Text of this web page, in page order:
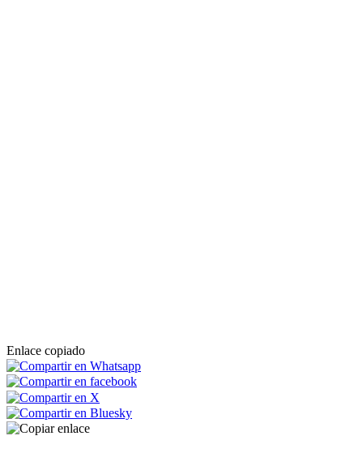
Enlace copiado